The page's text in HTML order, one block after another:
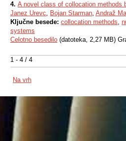
1 - 4 / 4
4. A novel class of collocation methods
Janez Urevc, Bojan Starman, Andraž
Ključne besede: collocation methods,
systems
Celotno besedilo (datoteka, 2,27 MB)
Na vrh